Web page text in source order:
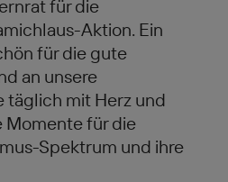
für die
Aktion. Ein
für die gute
an unsere
täglich mit Herz und
Momente für die
Spektrum und ihre